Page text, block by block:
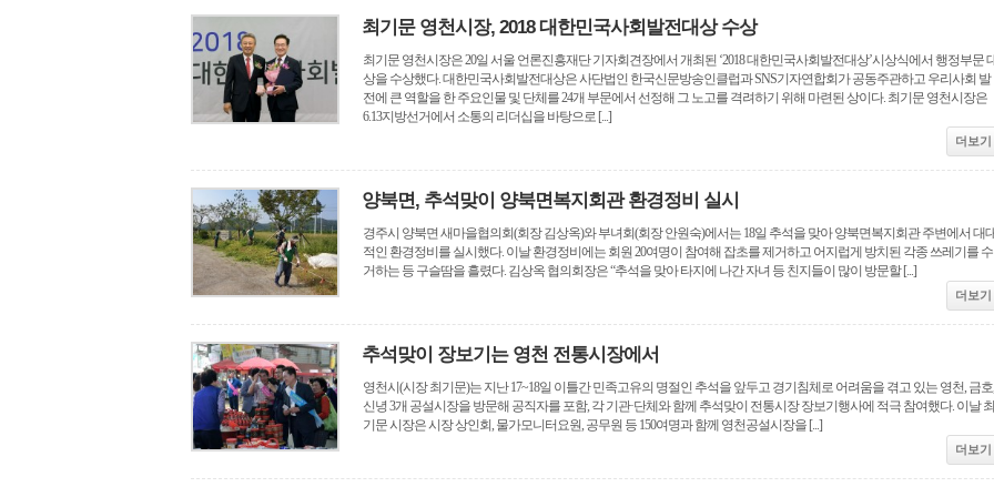
최기문 영천시장, 2018 대한민국사회발전대상 수상
최기문 영천시장은 20일 서울 언론진흥재단 기자회견장에서 개최된 ‘2018 대한민국사회발전대상’시상식에서 행정부문
상을 수상했다. 대한민국사회발전대상은 사단법인 한국신문방송인클럽과 SNS기자연합회가 공동주관하고 우리사회 발
전에 큰 역할을 한 주요인물 및 단체를 24개 부문에서 선정해 그 노고를 격려하기 위해 마련된 상이다. 최기문 영천시장은
6.13지방선거에서 소통의 리더십을 바탕으로 [...]
더보기
양북면, 추석맞이 양북면복지회관 환경정비 실시
경주시 양북면 새마을협의회(회장 김상옥)와 부녀회(회장 안원숙)에서는 18일 추석을 맞아 양북면복지회관 주변에서 대
적인 환경정비를 실시했다. 이날 환경정비에는 회원 20여명이 참여해 잡초를 제거하고 어지럽게 방치된 각종 쓰레기를 수
거하는 등 구슬땀을 흘렸다. 김상옥 협의회장은 “추석을 맞아 타지에 나간 자녀 등 친지들이 많이 방문할 [...]
더보기
추석맞이 장보기는 영천 전통시장에서
영천시(시장 최기문)는 지난 17~18일 이틀간 민족고유의 명절인 추석을 앞두고 경기침체로 어려움을 겪고 있는 영천, 금호,
신녕 3개 공설시장을 방문해 공직자를 포함, 각 기관·단체와 함께 추석맞이 전통시장 장보기행사에 적극 참여했다. 이날 최
기문 시장은 시장 상인회, 물가모니터요원, 공무원 등 150여명과 함께 영천공설시장을 [...]
더보기